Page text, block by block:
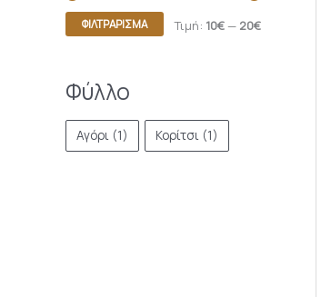
ΦΙΛΤΡΆΡΙΣΜΑ Τιμή: 10€— 20€
Φύλλο
Αγόρι (1) Κορίτσι (1)